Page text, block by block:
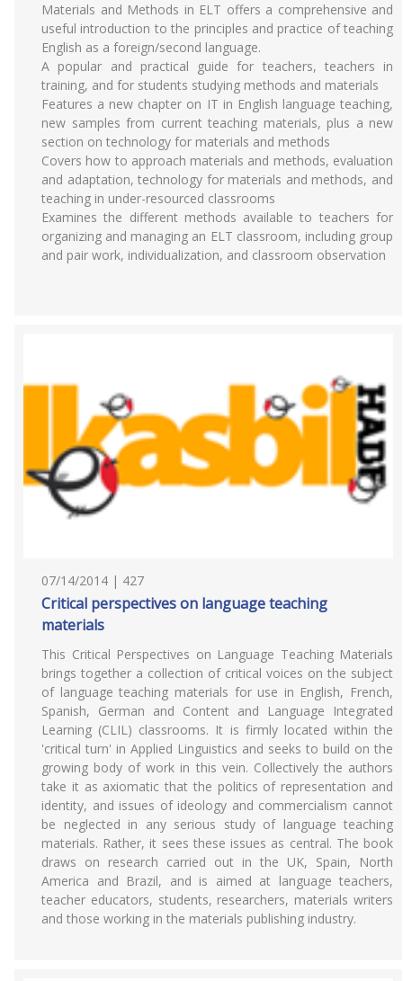
Materials and Methods in ELT offers a comprehensive and
useful introduction to the principles and practice of teaching
English as a foreign/second language.
A popular and practical guide for teachers, teachers in
training, and for students studying methods and materials
Features a new chapter on IT in English language teaching,
new samples from current teaching materials, plus a new
section on technology for materials and methods
Covers how to approach materials and methods, evaluation
and adaptation, technology for materials and methods, and
teaching in under-resourced classrooms
Examines the different methods available to teachers for
organizing and managing an ELT classroom, including group
and pair work, individualization, and classroom observation
07/14/2014 | 427
Critical perspectives on language teaching
materials
This Critical Perspectives on Language Teaching Materials
brings together a collection of critical voices on the subject
of language teaching materials for use in English, French,
Spanish, German and Content and Language Integrated
Learning (CLIL) classrooms. It is firmly located within the
'critical turn' in Applied Linguistics and seeks to build on the
growing body of work in this vein. Collectively the authors
take it as axiomatic that the politics of representation and
identity, and issues of ideology and commercialism cannot
be neglected in any serious study of language teaching
materials. Rather, it sees these issues as central. The book
draws on research carried out in the UK, Spain, North
America and Brazil, and is aimed at language teachers,
teacher educators, students, researchers, materials writers
and those working in the materials publishing industry.